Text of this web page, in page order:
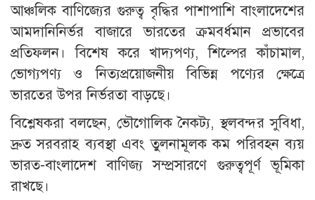
আঞ্চলিক বাণিজ্যের গুরুত্ব বৃদ্ধির পাশাপাশি বাংলাদেশের
আমদানিনির্ভর বাজারে ভারতের ক্রমবর্ধমান প্রভাবের
প্রতিফলন। বিশেষ করে খাদ্যপণ্য, শিল্পের কাঁচামাল,
ভোগ্যপণ্য ও নিত্যপ্রয়োজনীয় বিভিন্ন পণ্যের ক্ষেত্রে
ভারতের উপর নির্ভরতা বাড়ছে।
বিশ্লেষকরা বলছেন, ভৌগোলিক নৈকট্য, স্থলবন্দর সুবিধা,
দ্রুত সরবরাহ ব্যবস্থা এবং তুলনামূলক কম পরিবহন ব্যয়
ভারত-বাংলাদেশ বাণিজ্য সম্প্রসারণে গুরুত্বপূর্ণ ভূমিকা
রাখছে।